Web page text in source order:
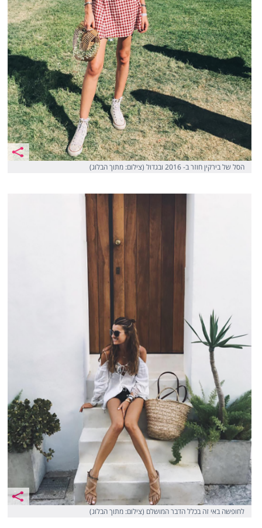
הסל של בירקין חוזר ב- 2016 ובגדול (צילום: מתוך הבלוג)
לחופשה באי זה בכלל הדבר המושלם (צילום: מתוך הבלוג)